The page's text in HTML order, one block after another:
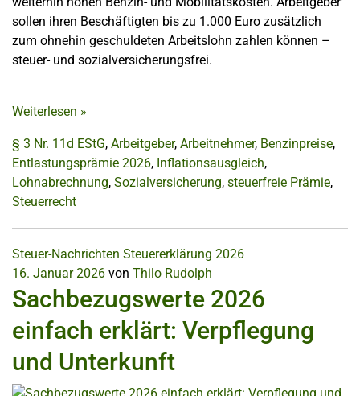
sollen ihren Beschäftigten bis zu 1.000 Euro zusätzlich
zum ohnehin geschuldeten Arbeitslohn zahlen können –
steuer- und sozialversicherungsfrei.
Weiterlesen »
§ 3 Nr. 11d EStG, Arbeitgeber, Arbeitnehmer, Benzinpreise,
Entlastungsprämie 2026, Inflationsausgleich,
Lohnabrechnung, Sozialversicherung, steuerfreie Prämie,
Steuerrecht
Steuer-Nachrichten Steuererklärung 2026
16. Januar 2026 von Thilo Rudolph
Sachbezugswerte 2026
einfach erklärt: Verpflegung
und Unterkunft